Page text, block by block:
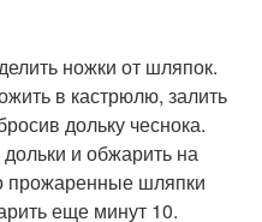
ножки от шляпок.
в кастрюлю, залить
дольку чеснока.
и обжарить на
прожаренные шляпки
еще минут 10.